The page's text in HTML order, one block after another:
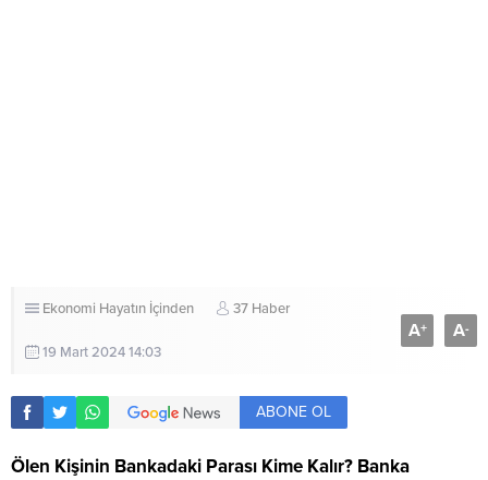
Ekonomi Hayatın İçinden 37 Haber
19 Mart 2024 14:03
A+ A-
ABONE OL
Ölen Kişinin Bankadaki Parası Kime Kalır? Banka